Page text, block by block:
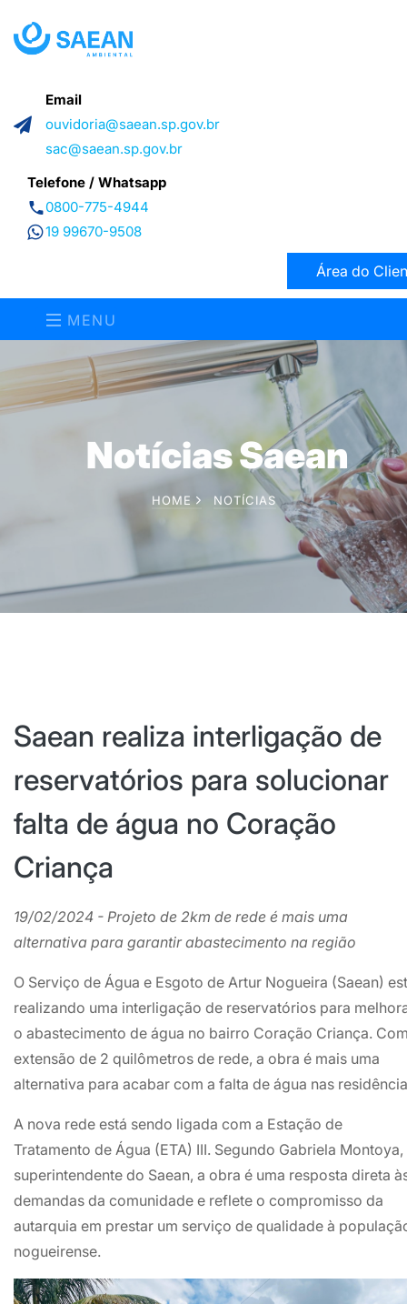
Email
ouvidoria@saean.sp.gov.br
sac@saean.sp.gov.br
Telefone / Whatsapp
0800-775-4944
19 99670-9508
Área do
MENU
Notícias Saean
HOME NOTÍCIAS
Saean realiza interligação de
reservatórios para solucionar
falta de água no Coração
Criança
19/02/2024 - Projeto de 2km de rede é mais uma
alternativa para garantir abastecimento na região
O Serviço de Água e Esgoto de Artur Nogueira (Saean)
realizando uma interligação de reservatórios para
o abastecimento de água no bairro Coração Criança.
extensão de 2 quilômetros de rede, a obra é mais uma
alternativa para acabar com a falta de água nas
A nova rede está sendo ligada com a Estação de
Tratamento de Água (ETA) III. Segundo Gabriela Montoya,
superintendente do Saean, a obra é uma resposta direta
demandas da comunidade e reflete o compromisso da
autarquia em prestar um serviço de qualidade à
nogueirense.